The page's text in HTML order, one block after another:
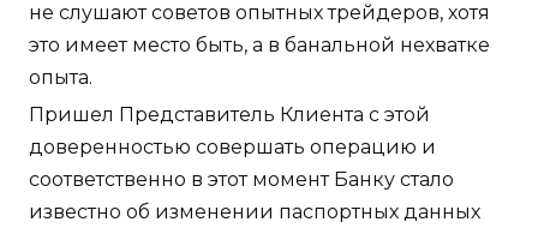
не слушают советов опытных трейдеров, хотя
это имеет место быть, а в банальной нехватке
опыта.
Пришел Представитель Клиента с этой
доверенностью совершать операцию и
соответственно в этот момент Банку стало
известно об изменении паспортных данных